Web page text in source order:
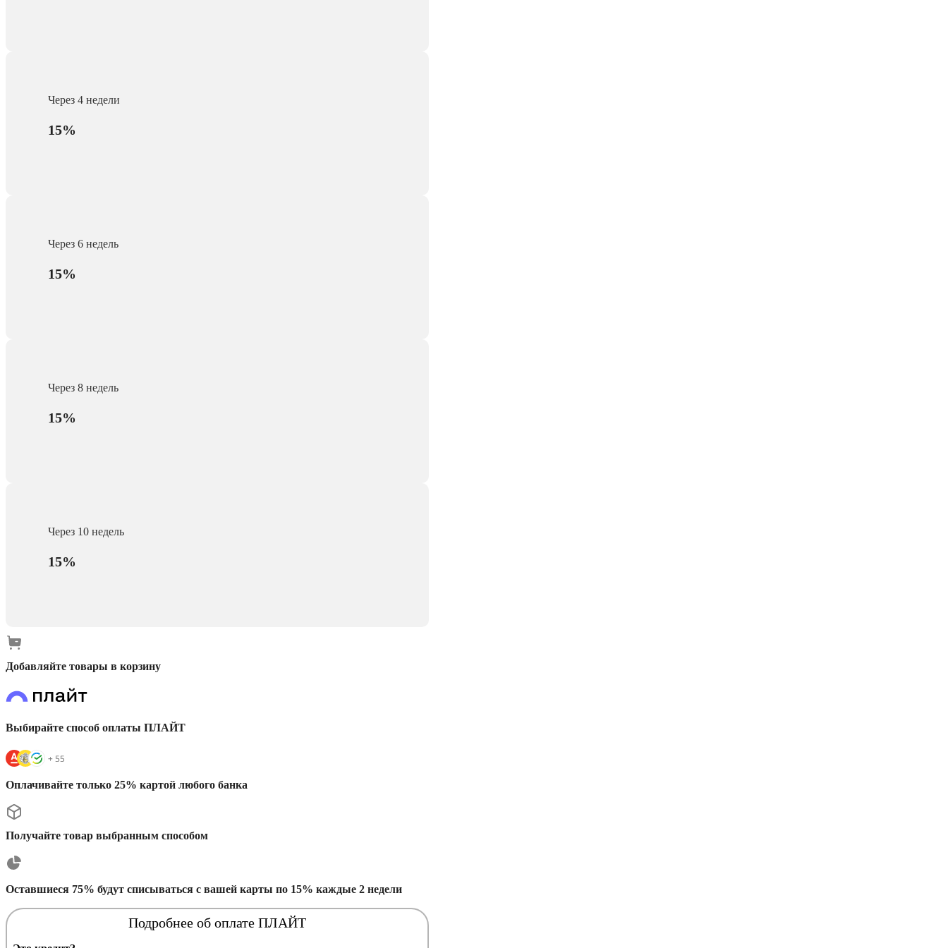
Через 4 недели
15%
Через 6 недель
15%
Через 8 недель
15%
Через 10 недель
15%
Добавляйте товары в корзину
Выбирайте способ оплаты ПЛАЙТ
Оплачивайте только 25% картой любого банка
Получайте товар выбранным способом
Оставшиеся 75% будут списываться с вашей карты по 15% каждые 2 недели
Подробнее об оплате ПЛАЙТ